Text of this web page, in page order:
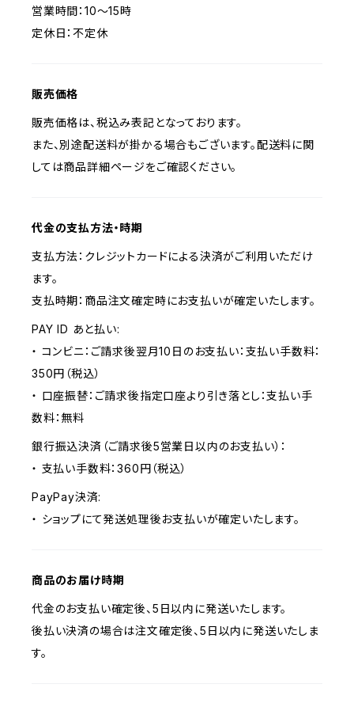
営業時間：10〜15時
定休日：不定休
販売価格
販売価格は、税込み表記となっております。
また、別途配送料が掛かる場合もございます。配送料に関
しては商品詳細ページをご確認ください。
代金の支払方法・時期
支払方法：クレジットカードによる決済がご利用いただけ
ます。
支払時期：商品注文確定時にお支払いが確定いたします。
PAY ID あと払い:
・ コンビニ：ご請求後翌月10日のお支払い：支払い手数料：
350円（税込）
・ 口座振替：ご請求後指定口座より引き落とし：支払い手
数料：無料
銀行振込決済（ご請求後5営業日以内のお支払い）：
・ 支払い手数料：360円（税込）
PayPay決済:
・ ショップにて発送処理後お支払いが確定いたします。
商品のお届け時期
代金のお支払い確定後、5日以内に発送いたします。
後払い決済の場合は注文確定後、5日以内に発送いたしま
す。